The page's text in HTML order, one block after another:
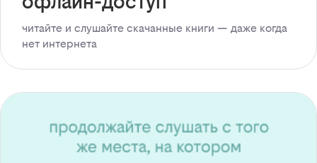
читайте и слушайте скачанные книги — даже когда
нет интернета